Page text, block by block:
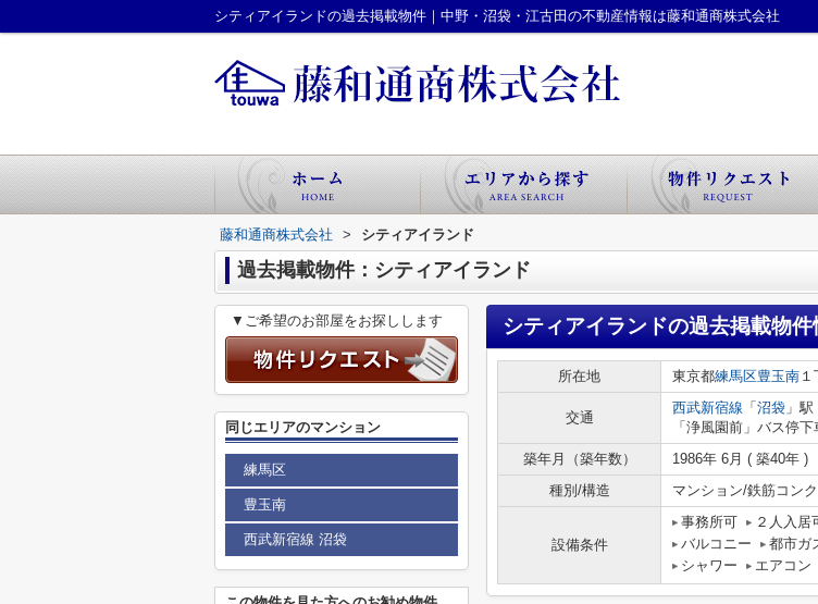
シティアイランドの過去掲載物件｜中野・沼袋・江古田の不動産情報は藤和通商株式会社
藤和通商株式会社 > シティアイランド
過去掲載物件：シティアイランド
シティアイランドの過去掲載物件
所在地 東京都練馬区豊玉南 １
交通
西武新宿線 「 沼袋 」
「浄風園前」バス停
築年月（築年数）
1986年 6月 ( 築40年 )
種別/構造
マンション/鉄筋コン
設備条件
事務所可 ２人入居
バルコニー
都市ガ
シャワー
エアコン
▼ご希望のお部屋をお探しします
同じエリアのマンション
練馬区
豊玉南
西武新宿線 沼袋